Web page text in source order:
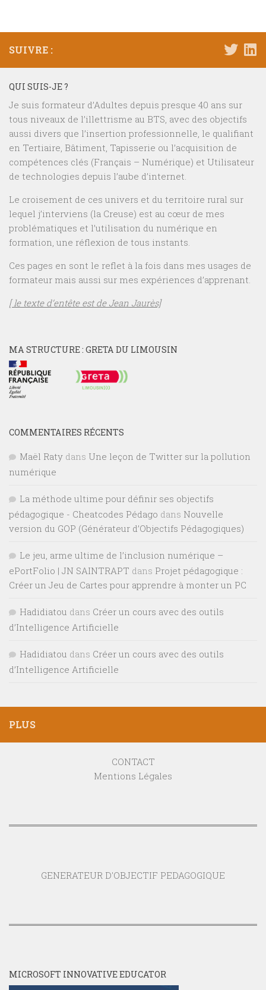
SUIVRE :
QUI SUIS-JE ?
Je suis formateur d’Adultes depuis presque 40 ans sur
tous niveaux de l’illettrisme au BTS, avec des objectifs
aussi divers que l’insertion professionnelle, le qualifiant
en Tertiaire, Bâtiment, Tapisserie ou l’acquisition de
compétences clés (Français – Numérique) et Utilisateur
de technologies depuis l’aube d’internet.
Le croisement de ces univers et du territoire rural sur
lequel j’interviens (la Creuse) est au cœur de mes
problématiques et l’utilisation du numérique en
formation, une réflexion de tous instants.
Ces pages en sont le reflet à la fois dans mes usages de
formateur mais aussi sur mes expériences d’apprenant.
[ le texte d’entête est de Jean Jaurès]
MA STRUCTURE : GRETA DU LIMOUSIN
COMMENTAIRES RÉCENTS
Maël Raty dans Une leçon de Twitter sur la pollution
numérique
La méthode ultime pour définir ses objectifs
pédagogique - Cheatcodes Pédago dans Nouvelle
version du GOP (Générateur d’Objectifs Pédagogiques)
Le jeu, arme ultime de l’inclusion numérique –
ePortFolio | JN SAINTRAPT dans Projet pédagogique :
Créer un Jeu de Cartes pour apprendre à monter un PC
Hadidiatou dans Créer un cours avec des outils
d’Intelligence Artificielle
Hadidiatou dans Créer un cours avec des outils
d’Intelligence Artificielle
PLUS
CONTACT
Mentions Légales
GENERATEUR D'OBJECTIF PEDAGOGIQUE
MICROSOFT INNOVATIVE EDUCATOR